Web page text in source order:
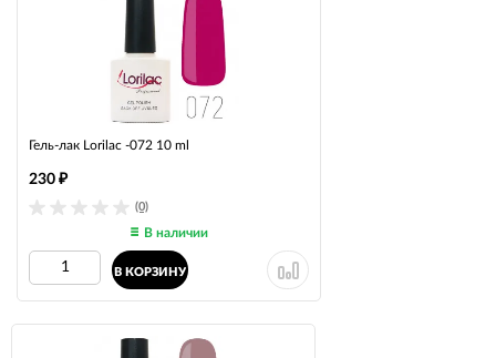
Гель-лак Lorilac -072 10 ml
(0)
230 ₽
В наличии
В КОРЗИНУ